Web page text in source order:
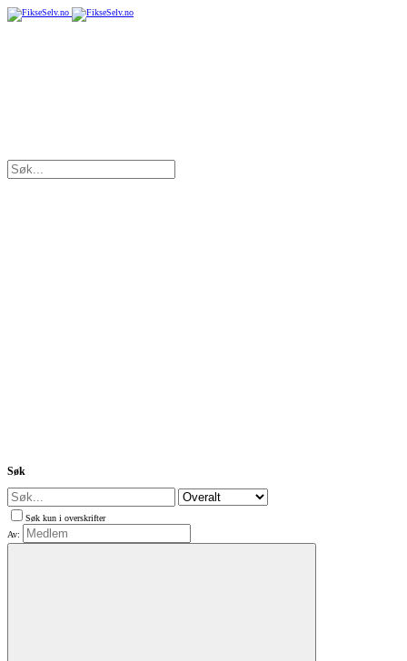
Søk
Søk kun i overskrifter
Av: